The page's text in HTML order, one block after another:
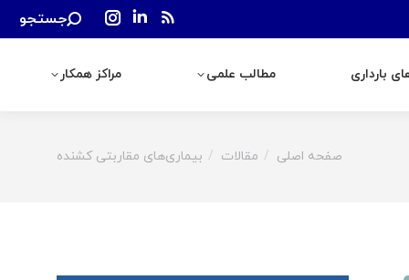
Rss
window
Linkedin
opens
window
Instagram
opens
window
Search:
جستجو
بارداری مطالب علمی مراکز همکار
You are here:
صفحه اصلی مقالات بیماری‌های مقاربتی کشنده
مراکز همکار